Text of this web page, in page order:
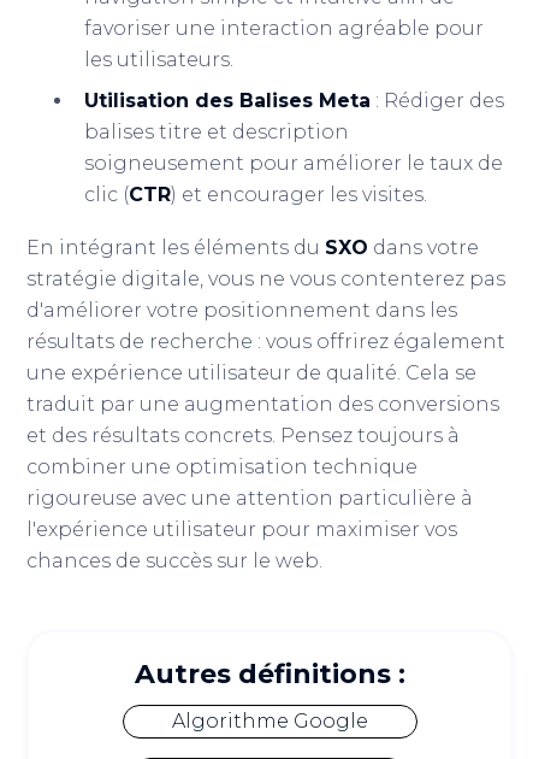
favoriser une interaction agréable pour
les utilisateurs.
Utilisation des Balises Meta : Rédiger des
balises titre et description
soigneusement pour améliorer le taux de
clic (CTR) et encourager les visites.
En intégrant les éléments du SXO dans votre
stratégie digitale, vous ne vous contenterez pas
d'améliorer votre positionnement dans les
résultats de recherche : vous offrirez également
une expérience utilisateur de qualité. Cela se
traduit par une augmentation des conversions
et des résultats concrets. Pensez toujours à
combiner une optimisation technique
rigoureuse avec une attention particulière à
l'expérience utilisateur pour maximiser vos
chances de succès sur le web.
Autres définitions :
Algorithme Google